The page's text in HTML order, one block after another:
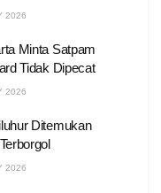
2026
Minta Satpam
Tidak Dipecat
2026
Ditemukan
2026